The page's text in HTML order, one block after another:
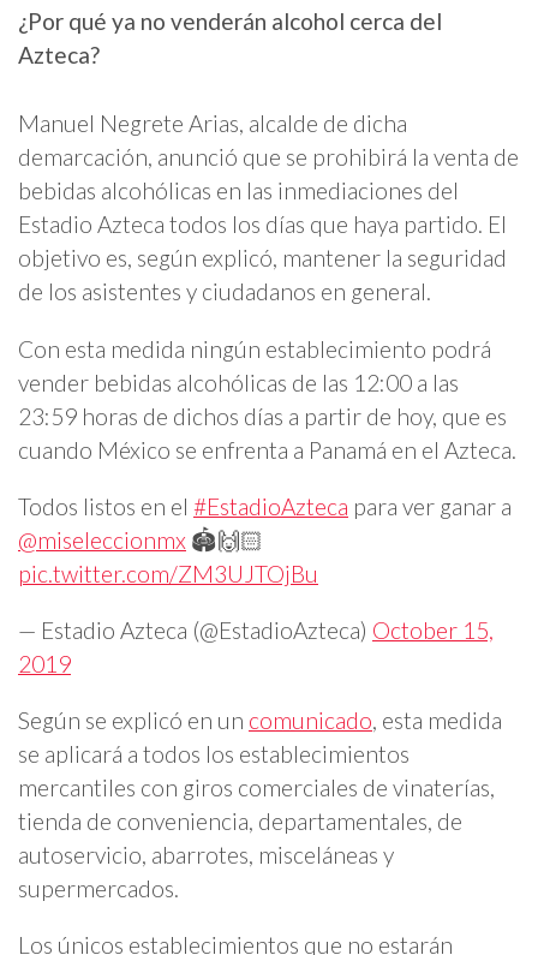
¿Por qué ya no venderán alcohol cerca del
Azteca?
Manuel Negrete Arias, alcalde de dicha
demarcación, anunció que se prohibirá la venta de
bebidas alcohólicas en las inmediaciones del
Estadio Azteca todos los días que haya partido. El
objetivo es, según explicó, mantener la seguridad
de los asistentes y ciudadanos en general.
Con esta medida ningún establecimiento podrá
vender bebidas alcohólicas de las 12:00 a las
23:59 horas de dichos días a partir de hoy, que es
cuando México se enfrenta a Panamá en el Azteca.
Todos listos en el #EstadioAzteca para ver ganar a
@miseleccionmx 🏟🙌🏻
pic.twitter.com/ZM3UJTOjBu
— Estadio Azteca (@EstadioAzteca) October 15,
2019
Según se explicó en un comunicado, esta medida
se aplicará a todos los establecimientos
mercantiles con giros comerciales de vinaterías,
tienda de conveniencia, departamentales, de
autoservicio, abarrotes, misceláneas y
supermercados.
Los únicos establecimientos que no estarán